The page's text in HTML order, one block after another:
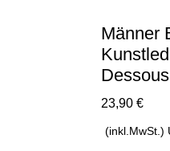
Männer
23,90 €
(inkl.MwSt.)